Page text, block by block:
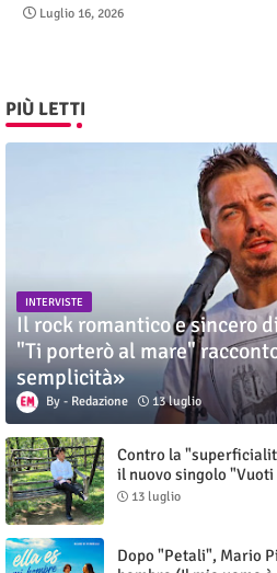
Luglio 16, 2026
PIÙ LETTI
INTERVISTE
Il rock romantico e sincero
"Ti porterò al mare"
semplicità»
Redazione 13 luglio
Contro la
il nuovo singolo
13 luglio
Dopo "Petali", Mario